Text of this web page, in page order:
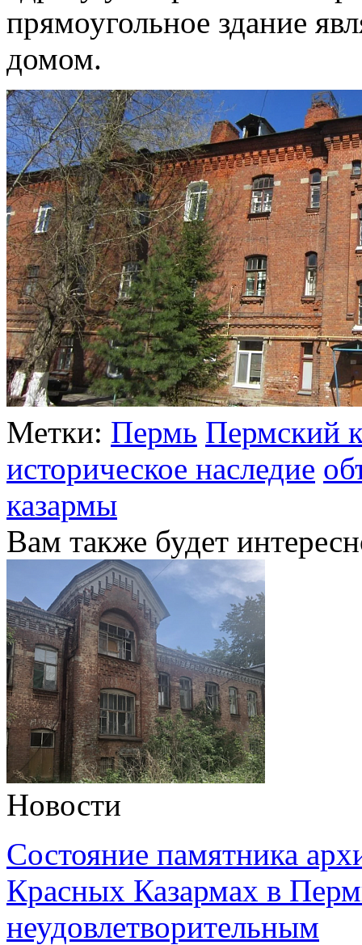
прямоугольное здание
домом.
Метки: Пермь Пермский
историческое наследие
казармы
Вам также будет
Новости
Состояние памятника
Красных Казармах в
неудовлетворительным